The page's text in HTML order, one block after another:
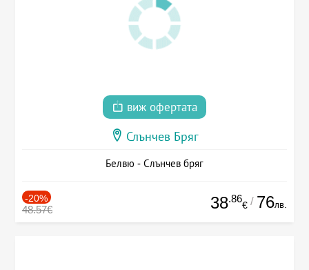
виж офертата
Слънчев Бряг
Белвю - Слънчев бряг
-20%
48.57€ 38.86
€ / 76лв.